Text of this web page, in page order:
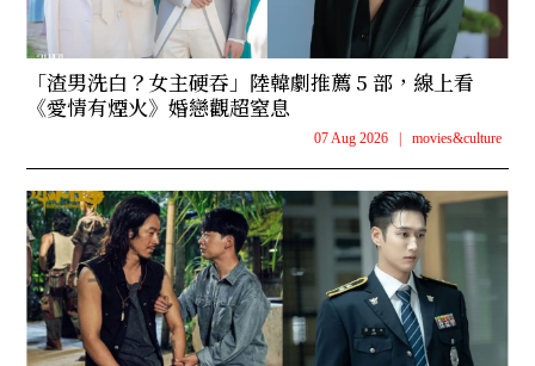
「渣男洗白？女主硬吞」陸韓劇推薦 5 部，線上看
《愛情有煙火》婚戀觀超窒息
07 Aug 2026 movies&culture